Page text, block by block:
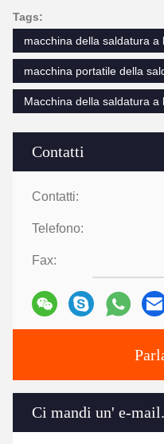
Contatti
Contatti:
Telefono:
Fax:
Ci mandi un' e-mail.
Tags:
macchina della saldatura a
macchina portatile della
Macchina della saldatura a